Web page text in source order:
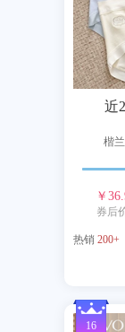
近
楷
￥
券后
热销 200+
16